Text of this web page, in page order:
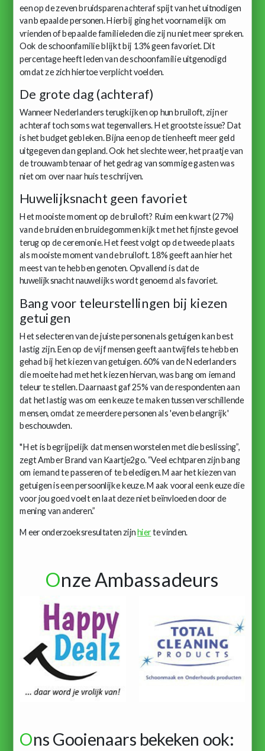
een op de zeven bruidsparen achteraf spijt van het uitnodigen
van bepaalde personen. Hierbij ging het voornamelijk om
vrienden of bepaalde familieleden die zij nu niet meer spreken.
Ook de schoonfamilie blijkt bij 13% geen favoriet. Dit
percentage heeft leden van de schoonfamilie uitgenodigd
omdat ze zich hiertoe verplicht voelden.
De grote dag (achteraf)
Wanneer Nederlanders terugkijken op hun bruiloft, zijn er
achteraf toch soms wat tegenvallers. Het grootste issue? Dat
is het budget gebleken. Bijna een op de tien heeft meer geld
uitgegeven dan gepland. Ook het slechte weer, het praatje van
de trouwambtenaar of het gedrag van sommige gasten was
niet om over naar huis te schrijven.
Huwelijksnacht geen favoriet
Het mooiste moment op de bruiloft? Ruim een kwart (27%)
van de bruiden en bruidegommen kijkt met het fijnste gevoel
terug op de ceremonie. Het feest volgt op de tweede plaats
als mooiste moment van de bruiloft. 18% geeft aan hier het
meest van te hebben genoten. Opvallend is dat de
huwelijksnacht nauwelijks wordt genoemd als favoriet.
Bang voor teleurstellingen bij kiezen
getuigen
Het selecteren van de juiste personen als getuigen kan best
lastig zijn. Een op de vijf mensen geeft aan twijfels te hebben
gehad bij het kiezen van getuigen. 60% van de Nederlanders
die moeite had met het kiezen hiervan, was bang om iemand
teleur te stellen. Daarnaast gaf 25% van de respondenten aan
dat het lastig was om een keuze te maken tussen verschillende
mensen, omdat ze meerdere personen als 'even belangrijk'
beschouwden.
"Het is begrijpelijk dat mensen worstelen met die beslissing”,
zegt Amber Brand van Kaartje2go. “Veel echtparen zijn bang
om iemand te passeren of te beledigen. Maar het kiezen van
getuigen is een persoonlijke keuze. Maak vooral een keuze die
voor jou goed voelt en laat deze niet beïnvloeden door de
mening van anderen.”
Meer onderzoeksresultaten zijnhierte vinden.
Onze Ambassadeurs
Ons Gooienaars bekeken ook: